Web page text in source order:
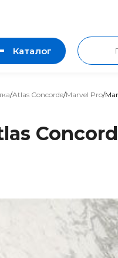
Каталог
/Atlas Concorde/Marvel Pro/